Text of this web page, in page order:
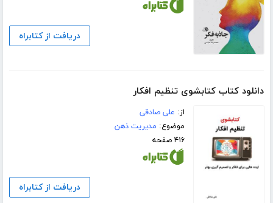
دریافت از کتابراه
دانلود کتاب کتابشوی تنظیم افکار
از: علی صادقی
موضوع: مدیریت ذهن
۴۱۶ صفحه
دریافت از کتابراه